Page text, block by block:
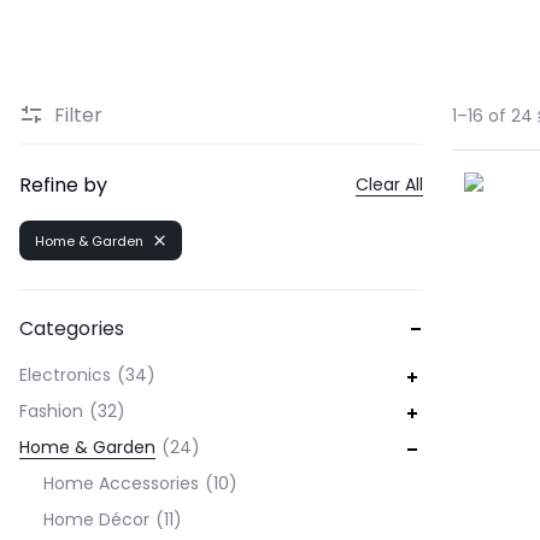
1–16 of 24
Filter
Refine by Clear All
Home & Garden
Categories
Electronics
34
Fashion
32
Home & Garden
24
Home Accessories
10
Home Décor 11